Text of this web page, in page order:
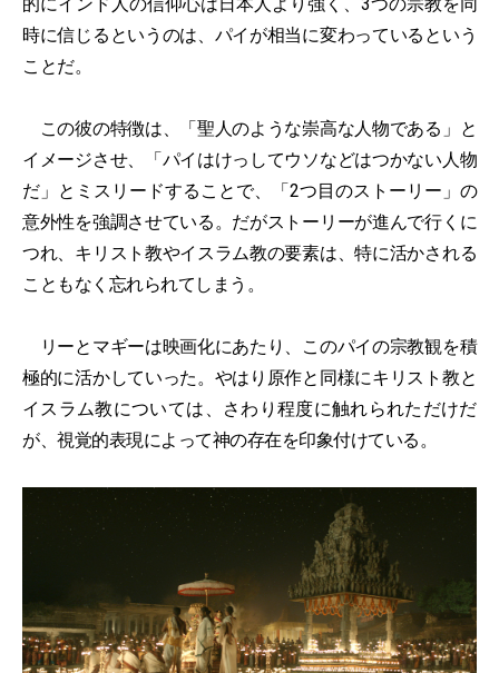
時に信じるというのは、パイが相当に変わっているという
ことだ。
この彼の特徴は、「聖人のような崇高な人物である」と
イメージさせ、「パイはけっしてウソなどはつかない人物
だ」とミスリードすることで、「2つ目のストーリー」の
意外性を強調させている。だがストーリーが進んで行くに
つれ、キリスト教やイスラム教の要素は、特に活かされる
こともなく忘れられてしまう。
リーとマギーは映画化にあたり、このパイの宗教観を積
極的に活かしていった。やはり原作と同様にキリスト教と
イスラム教については、さわり程度に触れられただけだ
が、視覚的表現によって神の存在を印象付けている。